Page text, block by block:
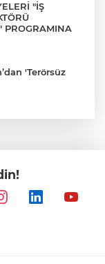
"İŞ
PROGRAMINA
'Terörsüz
Elektronik
ve Enerjinin
BEZLE